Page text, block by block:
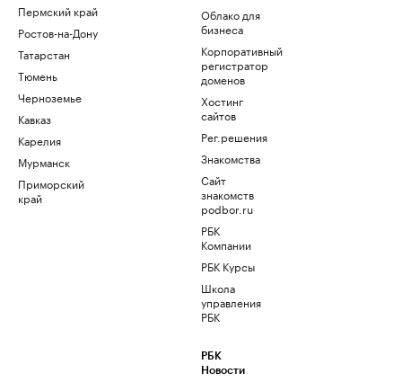
Пермский край
Ростов-на-Дону
Татарстан
Тюмень
Черноземье
Кавказ
Карелия
Мурманск
Приморский
край
Облако для
бизнеса
Корпоративный
регистратор
доменов
Хостинг
сайтов
Рег.решения
Знакомства
Сайт
знакомств
podbor.ru
РБК
Компании
РБК Курсы
Школа
управления
РБК
РБК
Новости